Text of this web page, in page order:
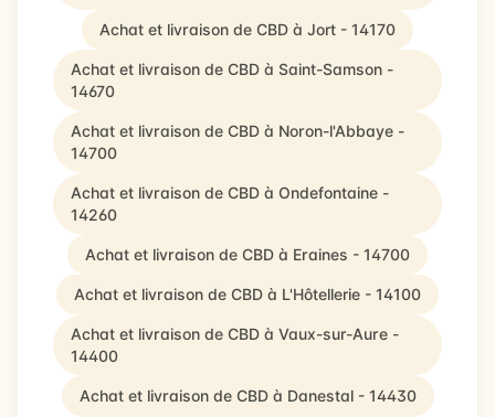
Achat et livraison de CBD à Jort - 14170
Achat et livraison de CBD à Saint-Samson -
14670
Achat et livraison de CBD à Noron-l'Abbaye -
14700
Achat et livraison de CBD à Ondefontaine -
14260
Achat et livraison de CBD à Eraines - 14700
Achat et livraison de CBD à L'Hôtellerie - 14100
Achat et livraison de CBD à Vaux-sur-Aure -
14400
Achat et livraison de CBD à Danestal - 14430